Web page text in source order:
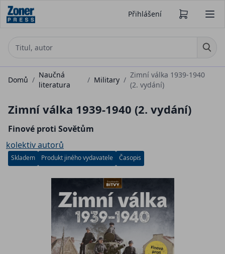
Přihlášení
Domů /
Naučná
literatura
/ Military /
Zimní válka 1939-1940
(2. vydání)
Zimní válka 1939-1940 (2. vydání)
Finové proti Sovětům
kolektiv autorů
Skladem Produkt jiného vydavatele Časopis